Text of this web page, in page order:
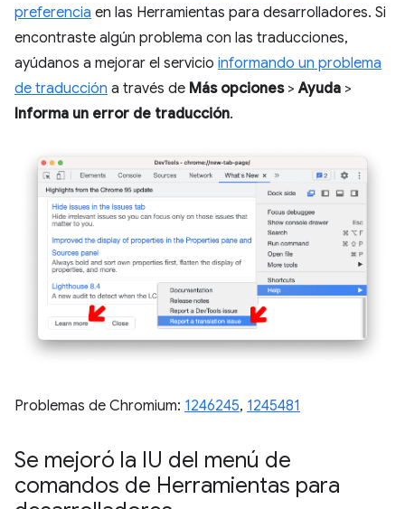
preferencia en las Herramientas para desarrolladores. Si
encontraste algún problema con las traducciones,
ayúdanos a mejorar el servicio informando un problema
de traducción a través de Más opciones>Ayuda >
Informa un error de traducción.
Problemas de Chromium: 1246245, 1245481
Se mejoró la IU del menú de
comandos de Herramientas para